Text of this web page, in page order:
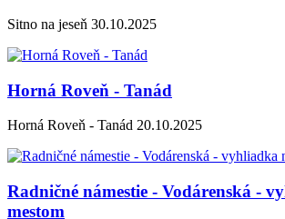
Sitno na jeseň 30.10.2025
Horná Roveň - Tanád
Horná Roveň - Tanád 20.10.2025
Radničné námestie - Vodárenská -
mestom